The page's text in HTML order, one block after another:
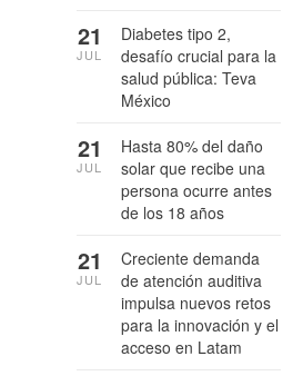
Diabetes tipo 2,
desafío crucial para la
salud pública: Teva
México
21
JUL
Hasta 80% del daño
solar que recibe una
persona ocurre antes
de los 18 años
21
JUL
Creciente demanda
de atención auditiva
impulsa nuevos retos
para la innovación y el
acceso en Latam
21
JUL